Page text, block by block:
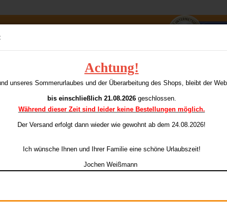
Achtung!
unseres Sommerurlaubes und der Überarbeitung des Shops, bleibt der
bis einschließlich 21.08.2026geschlossen.
Während dieser Zeit sind leider keine Bestellungen möglich.
Der Versand erfolgt dann wieder wie gewohnt ab dem 24.08.2026!
Ich wünsche Ihnen und Ihrer Familie eine schöne Urlaubszeit!
Jochen Weißmann
Darts (1,5 mm Spitze)
Kategorie